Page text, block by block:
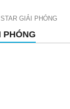
GIẢI PHÓNG
PHÓNG